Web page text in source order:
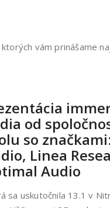
vám prinášame
od
so
Linea
Audio
sa uskutočnila 13.1 v